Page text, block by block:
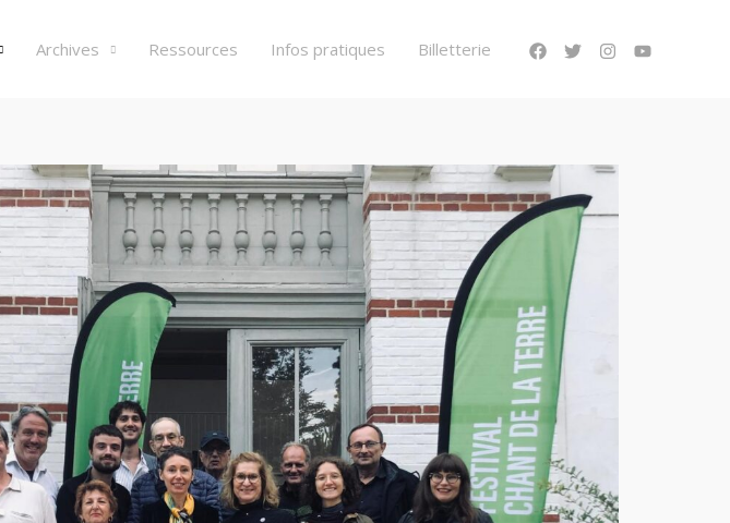
Archives Ressources Infos pratiques Billetterie